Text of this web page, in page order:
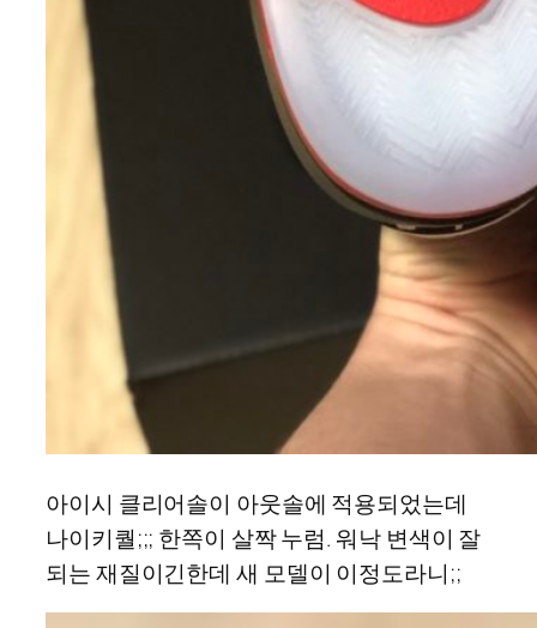
아이시 클리어솔이 아웃솔에 적용되었는데
나이키퀄;;; 한쪽이 살짝 누럼. 워낙 변색이 잘
되는 재질이긴한데 새 모델이 이정도라니;;